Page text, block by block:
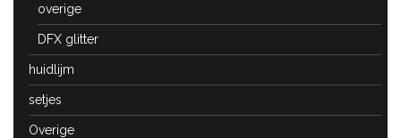
overige
DFX glitter
huidlijm
setjes
Overige